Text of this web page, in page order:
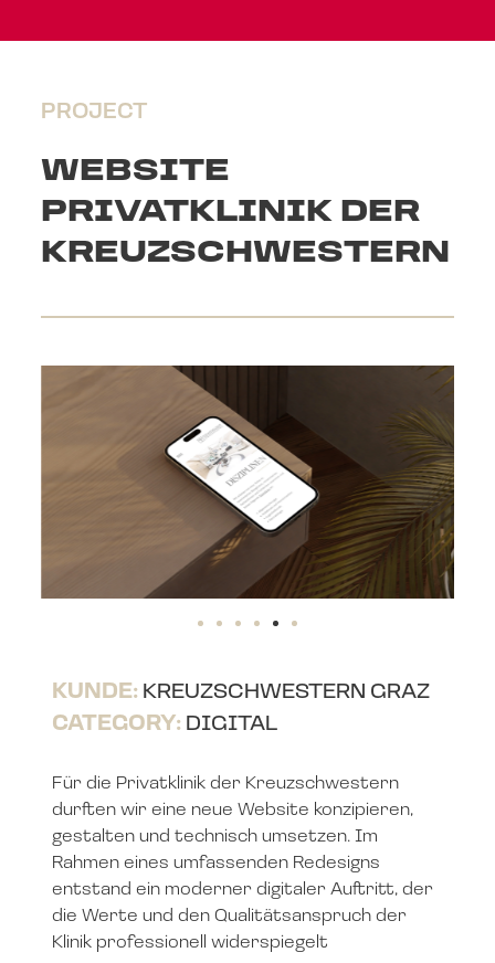
PROJECT
WEBSITE
PRIVATKLINIK DER
KREUZSCHWESTERN
KUNDE:KREUZSCHWESTERN GRAZ
CATEGORY:DIGITAL
Für die Privatklinik der Kreuzschwestern
durften wir eine neue Website konzipieren,
gestalten und technisch umsetzen. Im
Rahmen eines umfassenden Redesigns
entstand ein moderner digitaler Auftritt, der
die Werte und den Qualitätsanspruch der
Klinik professionell widerspiegelt